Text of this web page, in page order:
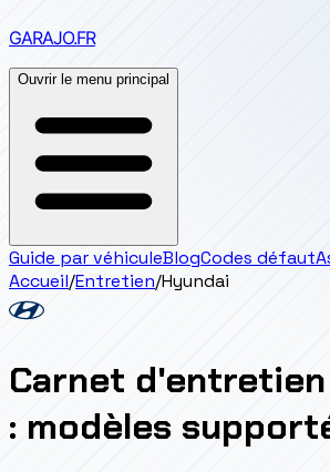
GARAJO.FR
Ouvrir le menu principal
Guide par véhiculeBlogCodes défaut
Accueil/Entretien/Hyundai
Carnet
: modèles